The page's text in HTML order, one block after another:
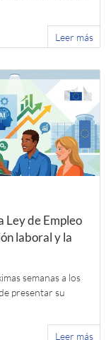
Leer más
Ley de Empleo
laboral y la
semanas a los
presentar su
Leer más